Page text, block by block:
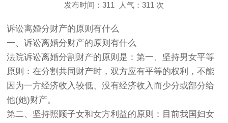
发布时间：311 人气： 311 次
诉讼离婚分财产的原则有什么
一、诉讼离婚分财产的原则有什么
法院诉讼离婚分割财产的原则是：第一、坚持男女平等
原则：在分割共同财产时，双方应有平等的权利，不能
因为一方经济收入较低、没有经济收入而少分或部分给
他(她)财产。
第二、坚持照顾子女和女方利益的原则：目前我国妇女